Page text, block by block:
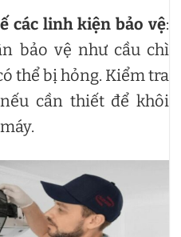
các linh kiện bảo vệ:
bảo vệ như cầu chì
thể bị hỏng. Kiểm tra
cần thiết để khôi